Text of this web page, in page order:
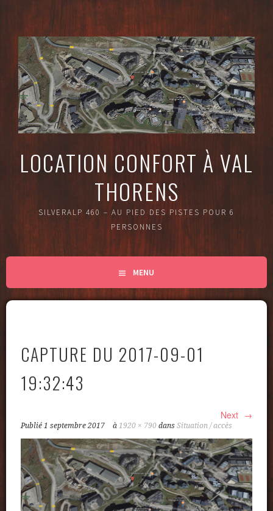
contenu
principal
LOCATION CONFORT À VAL
THORENS
SILVERALP 460 – AU PIED DES PISTES POUR 6
PERSONNES
MENU
CAPTURE DU 2017-09-01
19:32:43
Next
Publié1 septembre 2017 à1920 × 790 dansSituation / accès